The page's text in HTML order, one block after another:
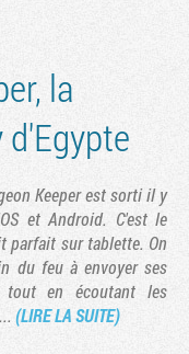
la
Keeper est sorti il y
et Android. C'est le
parfait sur tablette. On
du feu à envoyer ses
tout en écoutant les
(LIRE LA SUITE)